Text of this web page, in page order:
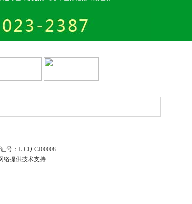
号： L-CQ-CJ00008
络提供技术支持